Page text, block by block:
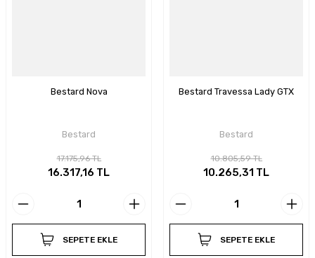
Bestard Nova
Bestard
17.175,96 TL
16.317,16 TL
SEPETE EKLE
Bestard Travessa Lady GTX
Bestard
10.805,59 TL
10.265,31 TL
SEPETE EKLE